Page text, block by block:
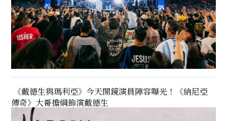
《戴德生與瑪利亞》今天開鏡演員陣容曝光！《納尼亞
傳奇》大哥擔綱飾演戴德生